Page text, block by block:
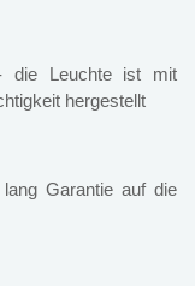
die Leuchte ist mit
hergestellt
Garantie auf die